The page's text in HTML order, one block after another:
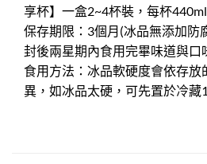
享杯】一盒2~4杯裝，每杯440ml
保存期限：3個月(冰品無添加防
封後兩星期內食用完畢味道與口
食用方法：冰品軟硬度會依存
異，如冰品太硬，可先置於冷藏